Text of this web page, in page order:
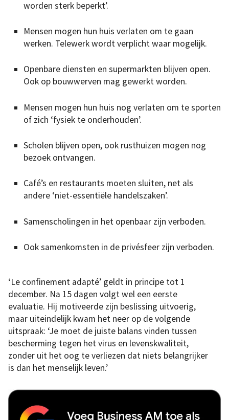
worden sterk beperkt’.
Mensen mogen hun huis verlaten om te gaan
werken. Telewerk wordt verplicht waar mogelijk.
Openbare diensten en supermarkten blijven open.
Ook op bouwwerven mag gewerkt worden.
Mensen mogen hun huis nog verlaten om te sporten
of zich ‘fysiek te onderhouden’.
Scholen blijven open, ook rusthuizen mogen nog
bezoek ontvangen.
Café’s en restaurants moeten sluiten, net als
andere ‘niet-essentiële handelszaken’.
Samenscholingen in het openbaar zijn verboden.
Ook samenkomsten in de privésfeer zijn verboden.
‘Le confinement adapté’ geldt in principe tot 1
december. Na 15 dagen volgt wel een eerste
evaluatie. Hij motiveerde zijn beslissing uitvoerig,
maar uiteindelijk kwam het neer op de volgende
uitspraak: ‘Je moet de juiste balans vinden tussen
bescherming tegen het virus en levenskwaliteit,
zonder uit het oog te verliezen dat niets belangrijker
is dan het menselijk leven.’